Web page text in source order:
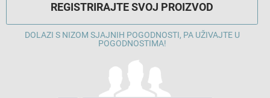
REGISTRIRAJTE SVOJ PROIZVOD
DOLAZI S NIZOM SJAJNIH POGODNOSTI, PA UŽIVAJTE U
POGODNOSTIMA!